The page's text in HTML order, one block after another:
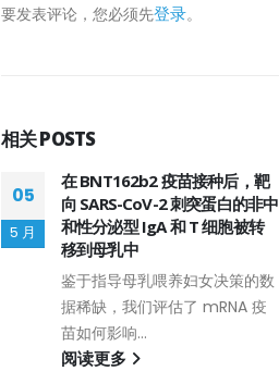
要发表评论，您必须先登录。
相关POSTS
05
5 月
在 BNT162b2 疫苗接种后，靶
向 SARS-CoV-2 刺突蛋白的非中
和性分泌型 IgA 和 T 细胞被转
移到母乳中
鉴于指导母乳喂养妇女决策的数
据稀缺，我们评估了 mRNA 疫
苗如何影响...
阅读更多